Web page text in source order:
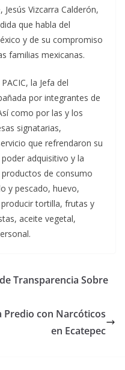
Jesús Vizcarra Calderón,
que habla del
y de su compromiso
familias mexicanas.
la Jefa del
por integrantes de
como por las y los
signatarias,
que refrendaron su
adquisitivo y la
de consumo
y pescado, huevo,
tortilla, frutas y
aceite vegetal,
Transparencia Sobre
con Narcóticos
en Ecatepec